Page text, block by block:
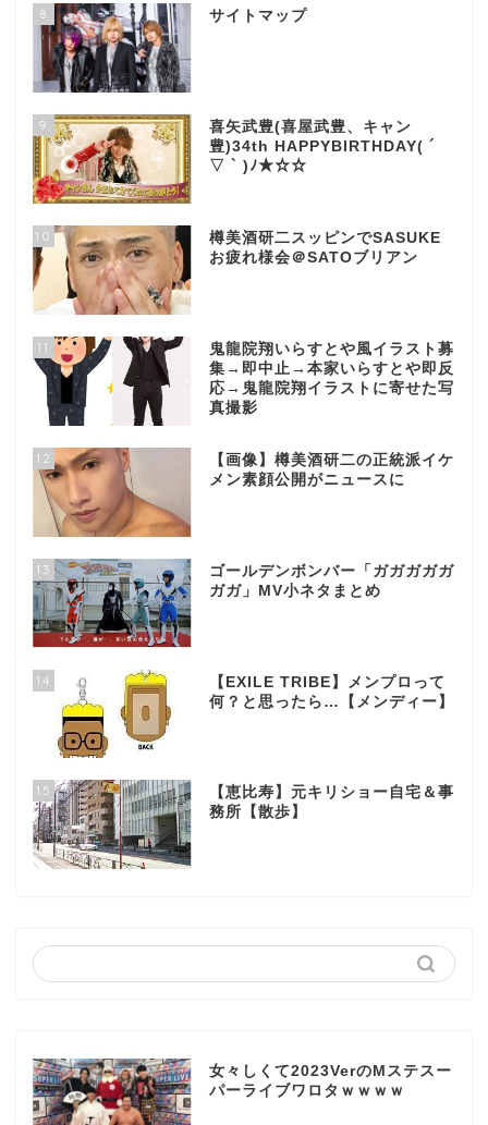
8 サイトマップ
9
喜矢武豊(喜屋武豊、キャン
豊)34th HAPPYBIRTHDAY( ´
▽ ` )ﾉ★☆☆
10
樽美酒研二スッピンでSASUKE
お疲れ様会＠SATOブリアン
11
鬼龍院翔いらすとや風イラスト募
集→即中止→本家いらすとや即反
応→鬼龍院翔イラストに寄せた写
真撮影
12
【画像】樽美酒研二の正統派イケ
メン素顔公開がニュースに
13
ゴールデンボンバー「ガガガガガ
ガガ」MV小ネタまとめ
14
【EXILE TRIBE】メンプロって
何？と思ったら…【メンディー】
15
【恵比寿】元キリショー自宅＆事
務所【散歩】
女々しくて2023VerのMステスー
パーライブワロタｗｗｗｗ